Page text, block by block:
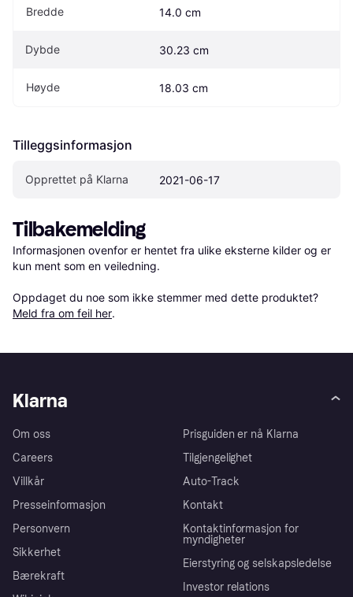
Bredde 14.0 cm
Dybde 30.23 cm
Høyde 18.03 cm
Tilleggsinformasjon
Opprettet på Klarna 2021-06-17
Tilbakemelding
Informasjonen ovenfor er hentet fra ulike eksterne kilder og er
kun ment som en veiledning.
Oppdaget du noe som ikke stemmer med dette produktet?
Meld fra om feil her.
Klarna
Om oss
Careers
Villkår
Presseinformasjon
Personvern
Sikkerhet
Bærekraft
Prisguiden er nå Klarna
Tilgjengelighet
Auto-Track
Kontakt
Kontaktinformasjon for
myndigheter
Eierstyring og selskapsledelse
Investor relations